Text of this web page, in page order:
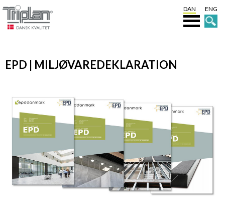
DAN ENG
EPD | MILJØVAREDEKLARATION